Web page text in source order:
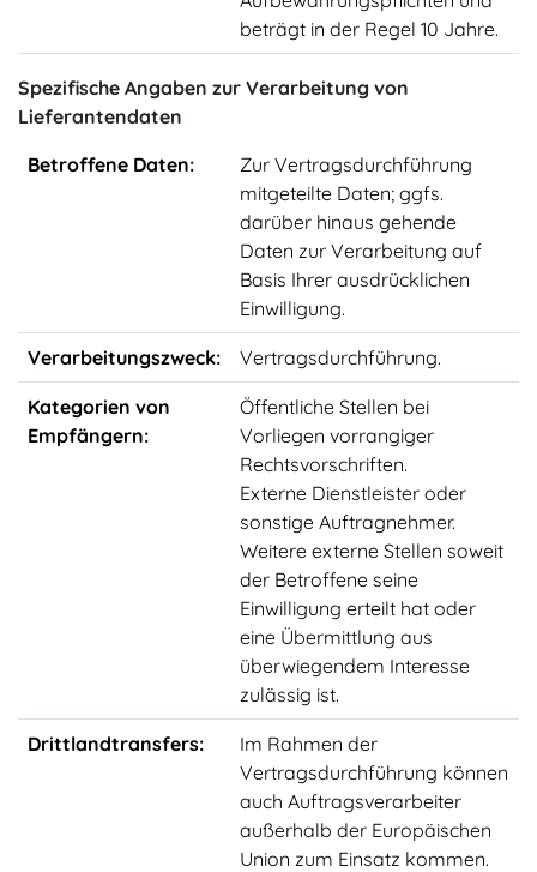
beträgt in der Regel 10 Jahre.
Spezifische Angaben zur Verarbeitung von
Lieferantendaten
Betroffene Daten:
Zur Vertragsdurchführung
mitgeteilte Daten; ggfs.
darüber hinaus gehende
Daten zur Verarbeitung auf
Basis Ihrer ausdrücklichen
Einwilligung.
Verarbeitungszweck: Vertragsdurchführung.
Kategorien von
Empfängern:
Öffentliche Stellen bei
Vorliegen vorrangiger
Rechtsvorschriften.
Externe Dienstleister oder
sonstige Auftragnehmer.
Weitere externe Stellen soweit
der Betroffene seine
Einwilligung erteilt hat oder
eine Übermittlung aus
überwiegendem Interesse
zulässig ist.
Drittlandtransfers:
Im Rahmen der
Vertragsdurchführung können
auch Auftragsverarbeiter
außerhalb der Europäischen
Union zum Einsatz kommen.